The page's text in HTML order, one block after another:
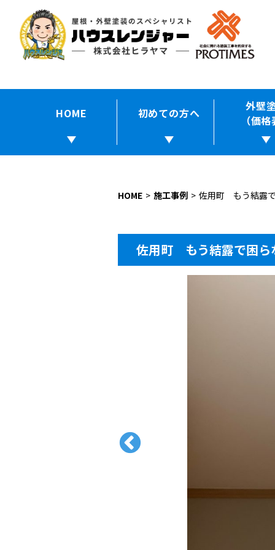
HOME 初めての方へ
外壁
（価
HOME 施工事例 佐用町 もう結露で
佐用町 もう結露で困ら